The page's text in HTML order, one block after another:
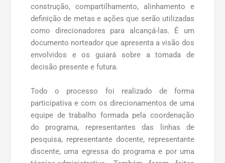
construção, compartilhamento, alinhamento e
definição de metas e ações que serão utilizadas
como direcionadores para alcançá-las. É um
documento norteador que apresenta a visão dos
envolvidos e os guiará sobre a tomada de
decisão presente e futura.
Todo o processo foi realizado de forma
participativa e com os direcionamentos de uma
equipe de trabalho formada pela coordenação
do programa, representantes das linhas de
pesquisa, representante docente, representante
discente, uma egressa do programa e por uma